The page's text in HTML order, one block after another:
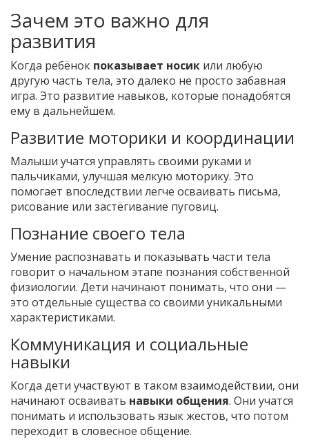
Зачем это важно для
развития
Когда ребёнок показывает носик или любую
другую часть тела, это далеко не просто забавная
игра. Это развитие навыков, которые понадобятся
ему в дальнейшем.
Развитие моторики и координации
Малыши учатся управлять своими руками и
пальчиками, улучшая мелкую моторику. Это
помогает впоследствии легче осваивать письма,
рисование или застёгивание пуговиц.
Познание своего тела
Умение распознавать и показывать части тела
говорит о начальном этапе познания собственной
физиологии. Дети начинают понимать, что они —
это отдельные существа со своими уникальными
характеристиками.
Коммуникация и социальные
навыки
Когда дети участвуют в таком взаимодействии, они
начинают осваивать навыки общения. Они учатся
понимать и использовать язык жестов, что потом
переходит в словесное общение.